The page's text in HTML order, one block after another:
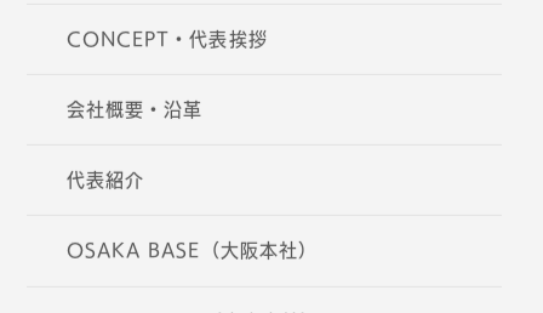
CONCEPT・代表挨拶
会社概要・沿革
代表紹介
OSAKA BASE（大阪本社）